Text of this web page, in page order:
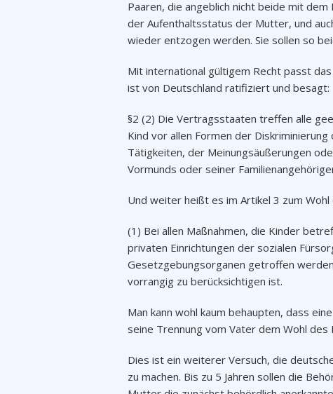
Paaren, die angeblich nicht beide mit dem
der Aufenthaltsstatus der Mutter, und
wieder entzogen werden. Sie sollen so
Mit international gültigem Recht passt
ist von Deutschland ratifiziert und besagt:
§2 (2) Die Vertragsstaaten treffen alle
Kind vor allen Formen der
Tätigkeiten, der Meinungsäußerungen
Vormunds oder seiner
Und weiter heißt es im Artikel 3 zum Wohl
(1) Bei allen Maßnahmen, die Kinder
privaten Einrichtungen der sozialen
Gesetzgebungsorganen getroffen
vorrangig zu berücksichtigen ist.
Man kann wohl kaum behaupten, dass
seine Trennung vom Vater dem Wohl des
Dies ist ein weiterer Versuch, die
zu machen. Bis zu 5 Jahren sollen die